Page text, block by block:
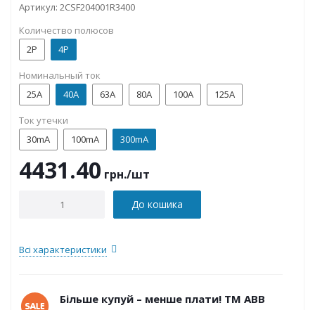
Артикул: 2CSF204001R3400
Количество полюсов
2P
4P
Номинальный ток
25А
40А 63А 80А 100А 125А
Ток утечки
30mA
100mA 300mA
4431.40 грн./шт
До кошика
Всі характеристики
Більше купуй – менше плати! ТМ ABB